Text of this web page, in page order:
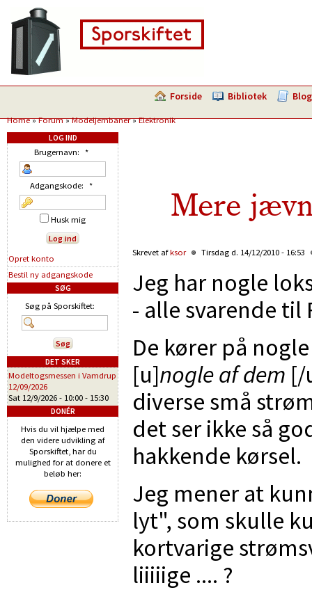
Forside Bibliotek Blog
Home»Forum»Modeljernbaner»Elektronik
Mere
Skrevet afksor Tirsdag d. 14/12/2010 - 16:53
Jeg har nogle
- alle svarende til
De kører på
[u]nogle af dem [/
diverse små
det ser ikke så
hakkende kørsel.
Jeg mener at
lyt", som skulle
kortvarige
liiiiige .... ?
LOG IND
Brugernavn: *
Adgangskode: *
Husk mig
Opret konto
Bestil ny adgangskode
SØG
Søg på Sporskiftet:
DET SKER
Modeltogsmessen i Vamdrup
12/09/2026
Sat 12/9/2026 - 10:00 - 15:30
DONÉR
Hvis du vil hjælpe med
den videre udvikling af
Sporskiftet, har du
mulighed for at donere et
beløb her: